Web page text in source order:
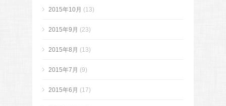
2015年10月 (13)
2015年9月 (23)
2015年8月 (13)
2015年7月 (9)
2015年6月 (17)